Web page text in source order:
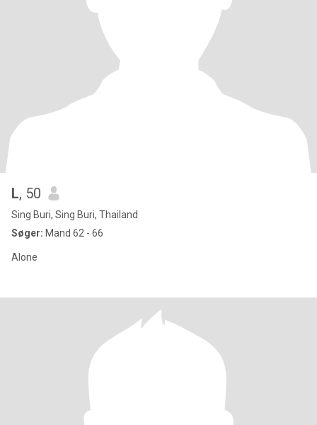
L, 50
Sing Buri, Sing Buri, Thailand
Søger: Mand 62 - 66
Alone